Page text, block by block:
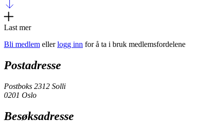
Last mer
Bli medlem ellerlogg inn for å ta i bruk medlemsfordelene
Postadresse
Postboks 2312 Solli
0201 Oslo
Besøksadresse